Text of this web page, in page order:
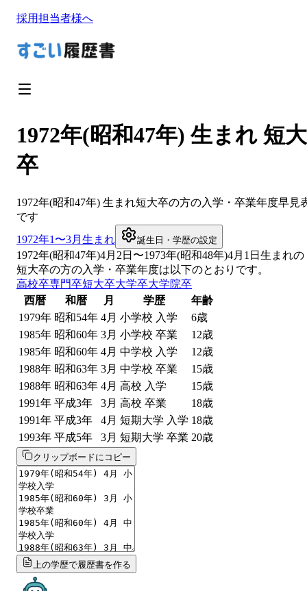
採用担当者様へ
1972年(昭和47年) 生まれ 短大
卒
1972年(昭和47年) 生まれ短大卒の方の入学・卒業年度早見
です
1972年1〜3月生まれ 誕生日・学歴の設定
1972年(昭和47年)4月 2 日〜1973年(昭和48年)4月1日生まれの
短大卒の方の入学・卒業年度は以下のとおりです。
高校卒専門卒短大卒大学卒大学院卒
西暦
和暦 月 学歴
年齢
1979年 昭和54年 4月 小学校 入学 6歳
1985年 昭和60年 3月 小学校 卒業 12歳
1985年 昭和60年 4月 中学校 入学 12歳
1988年 昭和63年 3月 中学校 卒業 15歳
1988年 昭和63年 4月 高校 入学 15歳
1991年 平成3年 3月 高校 卒業 18歳
1991年 平成3年 4月 短期大学 入学 18歳
1993年 平成5年 3月 短期大学 卒業 20歳
クリップボードにコピー
上の学歴で履歴書を作る